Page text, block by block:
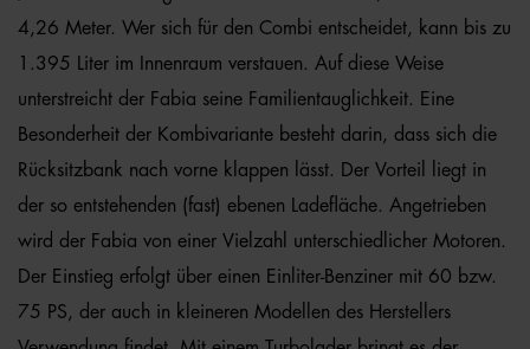
4,26 Meter. Wer sich für den Combi entscheidet, kann bis zu
1.395 Liter im Innenraum verstauen. Auf diese Weise
unterstreicht der Fabia seine Familientauglichkeit. Eine
Besonderheit der Kombivariante besteht darin, dass sich die
Rücksitzbank nach vorne klappen lässt. Der Vorteil liegt in
der so entstehenden (fast) ebenen Ladefläche. Angetrieben
wird der Fabia von einer Vielzahl unterschiedlicher Motoren.
Der Einstieg erfolgt über einen Einliter-Benziner mit 60 bzw.
75 PS, der auch in kleineren Modellen des Herstellers